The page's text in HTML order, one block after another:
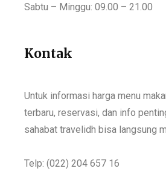
Sabtu – Minggu: 09.00 – 21.00
Kontak
Untuk informasi harga menu
terbaru, reservasi, dan info
sahabat travelidh bisa langsung
Telp: (022) 204 657 16